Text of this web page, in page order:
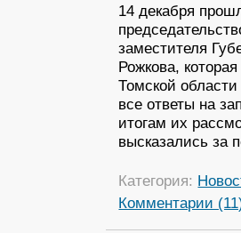
14 декабря
заместителя
Рожкова,
Томской
все ответы на
итогам их
высказались за
Категория:
Комментарии